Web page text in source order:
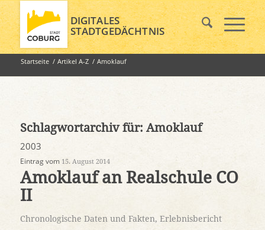
DIGITALES
STADTGEDÄCHTNIS
Startseite / Artikel A-Z / Amoklauf
Schlagwortarchiv für: Amoklauf
2003
Eintrag vom 15. August 2014
Amoklauf an Realschule CO
II
Chronologische Daten und Fakten, Erlebnisbericht